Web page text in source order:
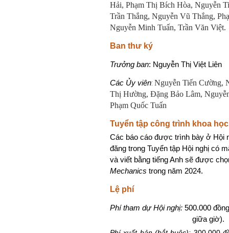
Hải, Phạm Thị Bích Hòa, Nguyễn
Trần Thắng, Nguyễn Vũ Thắng,
Nguyễn Minh Tuấn, Trần Văn Việt.
Ban thư ký
Trưởng ban: Nguyễn Thị Việt Liên
Các Ủy viên: Nguyễn Tiến Cường,
Thị Hường, Đặng Bảo Lâm,
Phạm Quốc Tuấn
Tuyển tập công trình khoa học
Các báo cáo được trình bày ở Hội
đăng trong Tuyển tập Hội nghị có
và viết bằng tiếng Anh sẽ được
Mechanics trong năm 2024.
Lệ phí
Phí tham dự Hội nghị: 500.000
giữa giờ).